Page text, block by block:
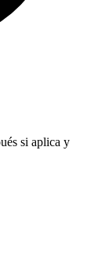
si aplica y